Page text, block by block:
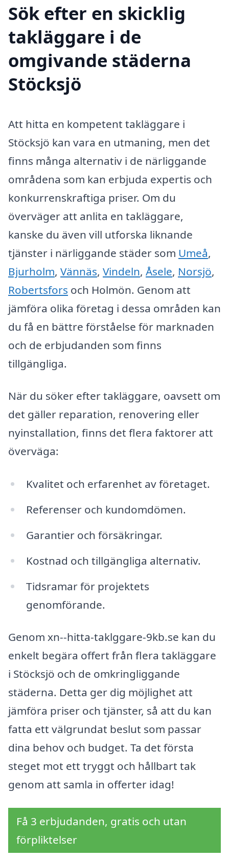
Sök efter en skicklig
takläggare i de
omgivande städerna
Stöcksjö
Att hitta en kompetent takläggare i
Stöcksjö kan vara en utmaning, men det
finns många alternativ i de närliggande
områdena som kan erbjuda expertis och
konkurrenskraftiga priser. Om du
överväger att anlita en takläggare,
kanske du även vill utforska liknande
tjänster i närliggande städer som Umeå,
Bjurholm, Vännäs, Vindeln, Åsele, Norsjö,
Robertsfors och Holmön. Genom att
jämföra olika företag i dessa områden kan
du få en bättre förståelse för marknaden
och de erbjudanden som finns
tillgängliga.
När du söker efter takläggare, oavsett om
det gäller reparation, renovering eller
nyinstallation, finns det flera faktorer att
överväga:
Kvalitet och erfarenhet av företaget.
Referenser och kundomdömen.
Garantier och försäkringar.
Kostnad och tillgängliga alternativ.
Tidsramar för projektets
genomförande.
Genom xn--hitta-taklggare-9kb.se kan du
enkelt begära offert från flera takläggare
i Stöcksjö och de omkringliggande
städerna. Detta ger dig möjlighet att
jämföra priser och tjänster, så att du kan
fatta ett välgrundat beslut som passar
dina behov och budget. Ta det första
steget mot ett tryggt och hållbart tak
genom att samla in offerter idag!
Få 3 erbjudanden, gratis och utan
förpliktelser